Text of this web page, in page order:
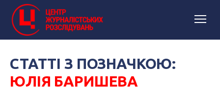
СТАТТІ З ПОЗНАЧКОЮ:
ЮЛІЯ БАРИШЕВА